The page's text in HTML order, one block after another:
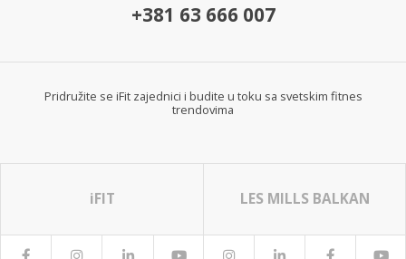
+381 63 666 007
Pridružite se iFit zajednici i budite u toku sa svetskim fitnes
trendovima
iFIT LES MILLS BALKAN